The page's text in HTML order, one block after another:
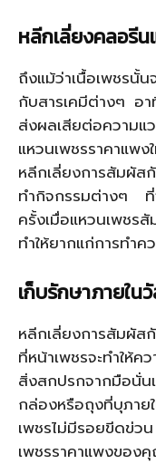
หลีกเลี่ยงคลอรีน
ถึงแม้ว่าเนื้อเพชรนั้
กับสารเคมีต่างๆ
ส่งผลเสียต่อความแ
แหวนเพชรราคาแพ
หลีกเลี่ยงการสัมผัส
ทำกิจกรรมต่างๆ ที่
ครั้งเมื่อแหวนเพชร
ทำให้ยากแก่การทำ
เก็บรักษาภายใ
หลีกเลี่ยงการสัมผัส
ที่หน้าเพชรจะทำให้
สิ่งสกปรกจากมือนั่น
กล่องหรือถุงที่บุภา
เพชรไม่มีรอยขีดข่
เพชรราคาแพงของ